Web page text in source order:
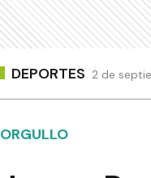
DEPORTES 2 de
ORGULLO